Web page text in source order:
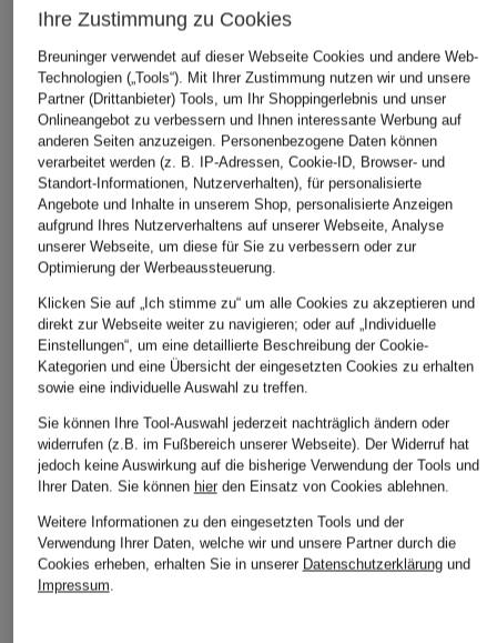
Ray-Ban
Sonnenbrille RB 3565
CHF 272
Ray-Ban
Sonnenbrille RJ9506S
CHF 129
Ray-Ban
Sonnenbrille
Ihre Zustimmung zu Cookies
Breuninger verwendet auf dieser Webseite Cookies und andere Web-
Technologien („Tools“). Mit Ihrer Zustimmung nutzen wir und unsere
Partner (Drittanbieter) Tools, um Ihr Shoppingerlebnis und unser
Onlineangebot zu verbessern und Ihnen interessante Werbung auf
anderen Seiten anzuzeigen. Personenbezogene Daten können
verarbeitet werden (z. B. IP-Adressen, Cookie-ID, Browser- und
Standort-Informationen, Nutzerverhalten), für personalisierte
Angebote und Inhalte in unserem Shop, personalisierte Anzeigen
aufgrund Ihres Nutzerverhaltens auf unserer Webseite, Analyse
unserer Webseite, um diese für Sie zu verbessern oder zur
Optimierung der Werbeaussteuerung.
Klicken Sie auf „Ich stimme zu“ um alle Cookies zu akzeptieren und
direkt zur Webseite weiter zu navigieren; oder auf „Individuelle
Einstellungen“, um eine detaillierte Beschreibung der Cookie-
Kategorien und eine Übersicht der eingesetzten Cookies zu erhalten
sowie eine individuelle Auswahl zu treffen.
Sie können Ihre Tool-Auswahl jederzeit nachträglich ändern oder
widerrufen (z.B. im Fußbereich unserer Webseite). Der Widerruf hat
jedoch keine Auswirkung auf die bisherige Verwendung der Tools und
Ihrer Daten. Sie können hierden Einsatz von Cookies ablehnen.
Weitere Informationen zu den eingesetzten Tools und der
Verwendung Ihrer Daten, welche wir und unsere Partner durch die
Cookies erheben, erhalten Sie in unserer Datenschutzerklärungund
Impressum.